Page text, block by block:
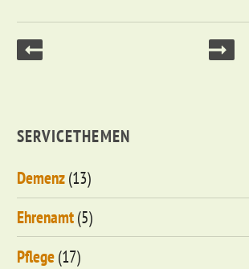
SERVICETHEMEN
Demenz(13)
Ehrenamt(5)
Pflege(17)